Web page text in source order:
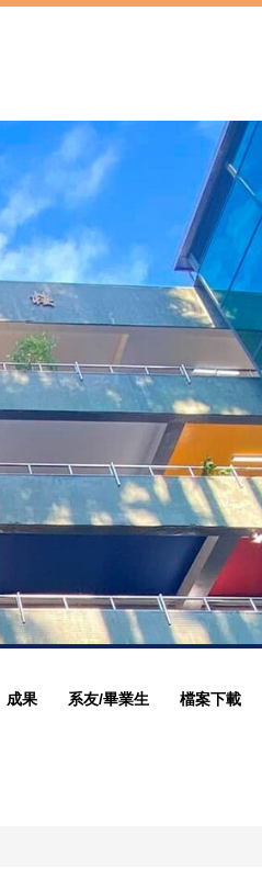
成果 系友/畢業生 檔案下載